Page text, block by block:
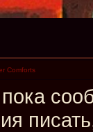
Comforts